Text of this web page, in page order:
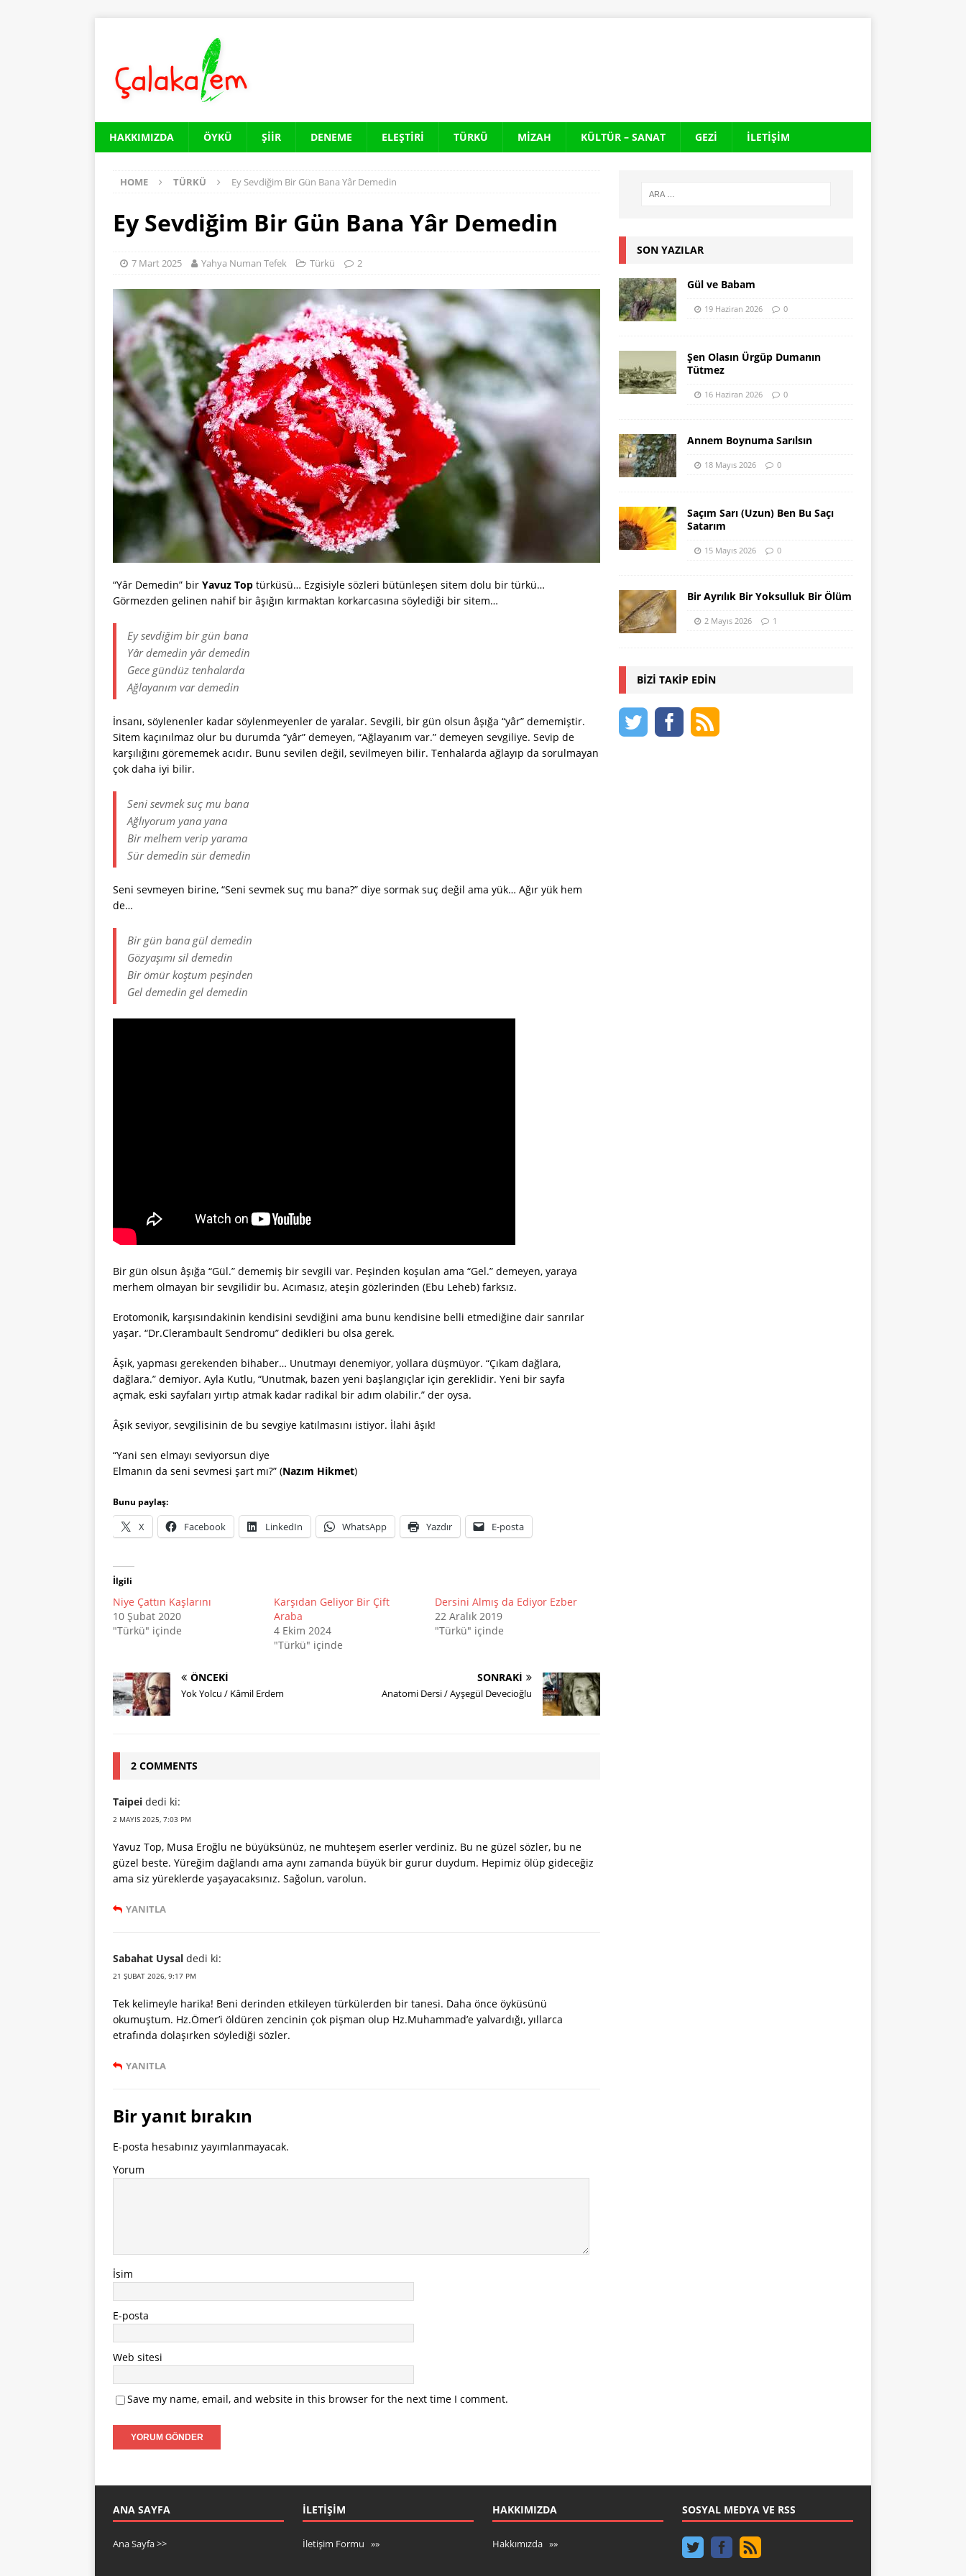
HAKKIMIZDA ÖYKÜ ŞIIR DENEME ELEŞTIRI TÜRKÜ MIZAH KÜLTÜR – SANAT GEZI İLETIŞIM
HOME TÜRKÜ Ey Sevdiğim Bir Gün Bana Yâr Demedin
Ey Sevdiğim Bir Gün Bana Yâr Demedin
7 Mart 2025 Yahya Numan Tefek Türkü 2
“Yâr Demedin” bir Yavuz Top türküsü… Ezgisiyle sözleri bütünleşen sitem dolu bir türkü…
Görmezden gelinen nahif bir âşığın kırmaktan korkarcasına söylediği bir sitem…
Ey sevdiğim bir gün bana
Yâr demedin yâr demedin
Gece gündüz tenhalarda
Ağlayanım var demedin
İnsanı, söylenenler kadar söylenmeyenler de yaralar. Sevgili, bir gün olsun âşığa “yâr” dememiştir.
Sitem kaçınılmaz olur bu durumda “yâr” demeyen, “Ağlayanım var.” demeyen sevgiliye. Sevip de
karşılığını görememek acıdır. Bunu sevilen değil, sevilmeyen bilir. Tenhalarda ağlayıp da sorulmayan
çok daha iyi bilir.
Seni sevmek suç mu bana
Ağlıyorum yana yana
Bir melhem verip yarama
Sür demedin sür demedin
Seni sevmeyen birine, “Seni sevmek suç mu bana?” diye sormak suç değil ama yük… Ağır yük hem
de…
Bir gün bana gül demedin
Gözyaşımı sil demedin
Bir ömür koştum peşinden
Gel demedin gel demedin
Bir gün olsun âşığa “Gül.” dememiş bir sevgili var. Peşinden koşulan ama “Gel.” demeyen, yaraya
merhem olmayan bir sevgilidir bu. Acımasız, ateşin gözlerinden (Ebu Leheb) farksız.
Erotomonik, karşısındakinin kendisini sevdiğini ama bunu kendisine belli etmediğine dair sanrılar
yaşar. “Dr.Clerambault Sendromu” dedikleri bu olsa gerek.
Âşık, yapması gerekenden bihaber… Unutmayı denemiyor, yollara düşmüyor. “Çıkam dağlara,
dağlara.” demiyor. Ayla Kutlu, “Unutmak, bazen yeni başlangıçlar için gereklidir. Yeni bir sayfa
açmak, eski sayfaları yırtıp atmak kadar radikal bir adım olabilir.” der oysa.
Âşık seviyor, sevgilisinin de bu sevgiye katılmasını istiyor. İlahi âşık!
“Yani sen elmayı seviyorsun diye
Elmanın da seni sevmesi şart mı?” (Nazım Hikmet)
Bunu paylaş:
X Facebook LinkedIn WhatsApp Yazdır E-posta
İlgili
Niye Çattın Kaşlarını
10 Şubat 2020
"Türkü" içinde
Karşıdan Geliyor Bir Çift
Araba
4 Ekim 2024
"Türkü" içinde
Dersini Almış da Ediyor Ezber
22 Aralık 2019
"Türkü" içinde
ÖNCEKI
Yok Yolcu / Kâmil Erdem
SONRAKI
Anatomi Dersi / Ayşegül Devecioğlu
2 COMMENTS
Taipei dedi ki:
2 MAYIS 2025, 7:03 PM
Yavuz Top, Musa Eroğlu ne büyüksünüz, ne muhteşem eserler verdiniz. Bu ne güzel sözler, bu ne
güzel beste. Yüreğim dağlandı ama aynı zamanda büyük bir gurur duydum. Hepimiz ölüp gideceğiz
ama siz yüreklerde yaşayacaksınız. Sağolun, varolun.
YANITLA
Sabahat Uysal dedi ki:
21 ŞUBAT 2026, 9:17 PM
Tek kelimeyle harika! Beni derinden etkileyen türkülerden bir tanesi. Daha önce öyküsünü
okumuştum. Hz.Ömer’i öldüren zencinin çok pişman olup Hz.Muhammad’e yalvardığı, yıllarca
etrafında dolaşırken söylediği sözler.
YANITLA
Bir yanıt bırakın
E-posta hesabınız yayımlanmayacak.
Yorum
İsim
E-posta
Web sitesi
Save my name, email, and website in this browser for the next time I comment.
SON YAZILAR
Gül ve Babam
19 Haziran 2026 0
Şen Olasın Ürgüp Dumanın
Tütmez
16 Haziran 2026 0
Annem Boynuma Sarılsın
18 Mayıs 2026 0
Saçım Sarı (Uzun) Ben Bu Saçı
Satarım
15 Mayıs 2026 0
Bir Ayrılık Bir Yoksulluk Bir Ölüm
2 Mayıs 2026 1
BIZI TAKIP EDIN
ANA SAYFA
Ana Sayfa >>
İLETIŞIM
İletişim Formu »»
HAKKIMIZDA
Hakkımızda »»
SOSYAL MEDYA VE RSS